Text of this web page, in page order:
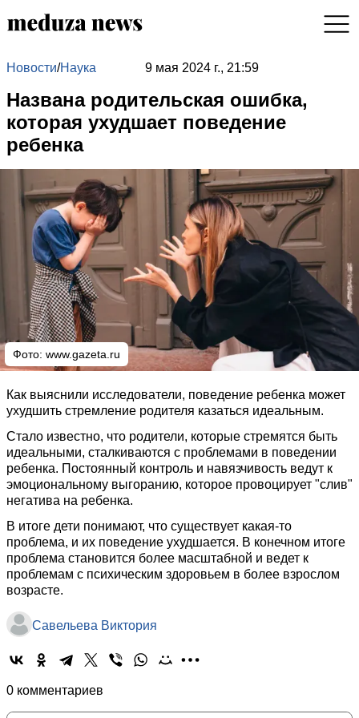
Новости/Наука 9 мая 2024 г., 21:59
Названа родительская ошибка,
которая ухудшает поведение
ребенка
Фото: www.gazeta.ru
Как выяснили исследователи, поведение ребенка может
ухудшить стремление родителя казаться идеальным.
Стало известно, что родители, которые стремятся быть
идеальными, сталкиваются с проблемами в поведении
ребенка. Постоянный контроль и навязчивость ведут к
эмоциональному выгоранию, которое провоцирует "слив"
негатива на ребенка.
В итоге дети понимают, что существует какая-то
проблема, и их поведение ухудшается. В конечном итоге
проблема становится более масштабной и ведет к
проблемам с психическим здоровьем в более взрослом
возрасте.
Савельева Виктория
0 комментариев